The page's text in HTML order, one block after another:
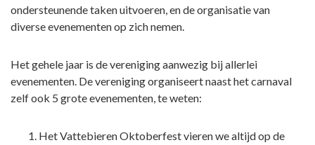
ondersteunende taken uitvoeren, en de organisatie van
diverse evenementen op zich nemen.
Het gehele jaar is de vereniging aanwezig bij allerlei
evenementen. De vereniging organiseert naast het carnaval
zelf ook 5 grote evenementen, te weten:
Het Vattebieren Oktoberfest vieren we altijd op de